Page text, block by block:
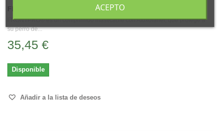
ACEPTO
FRONTPRO COMPRIMIDOS MASTICABLES PARA...
FRONTPRO® es un comprimido masticable con Afoxolaner, que protege a
su perro de...
35,45 €
Disponible
Añadir a la lista de deseos